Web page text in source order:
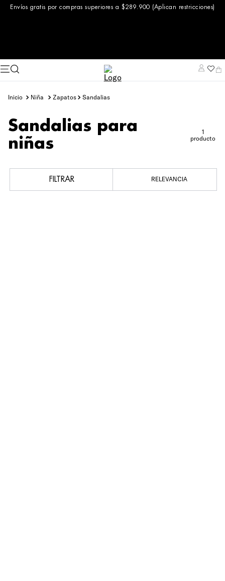
Envíos gratis por compras superiores a $289.900 (Aplican restricciones)
niña zapatos sandalias
Sandalias para
niñas
1
producto
FILTRAR RELEVANCIA